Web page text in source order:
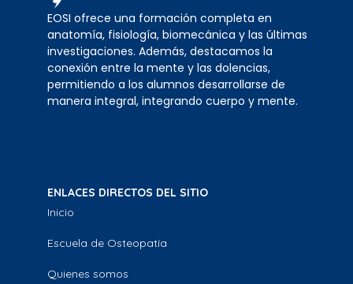
EOSI ofrece una formación completa en
anatomía, fisiología, biomecánica y las últimas
investigaciones. Además, destacamos la
conexión entre la mente y las dolencias,
permitiendo a los alumnos desarrollarse de
manera integral, integrando cuerpo y mente.
ENLACES DIRECTOS DEL SITIO
Inicio
Escuela de Osteopatía
Quienes somos